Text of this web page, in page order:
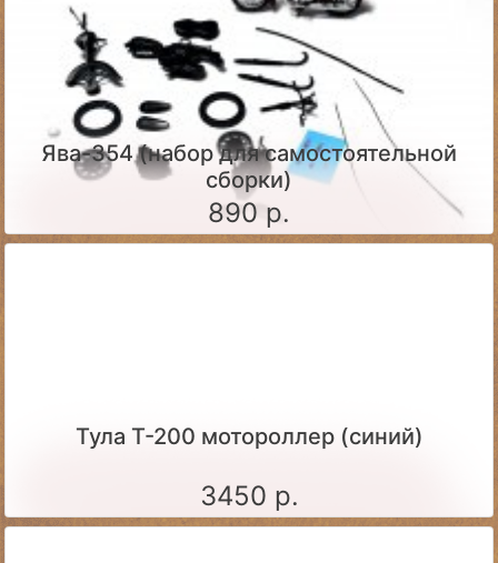
Ява-354 (набор для самостоятельной
сборки)
890 р.
Тула Т-200 мотороллер (синий)
3450 р.